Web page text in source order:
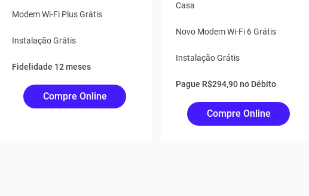
Modem Wi-Fi Plus Grátis
Instalação Grátis
Fidelidade 12 meses
Compre Online
Casa
Novo Modem Wi-Fi 6 Grátis
Instalação Grátis
Pague R$294,90 no Débito
Compre Online